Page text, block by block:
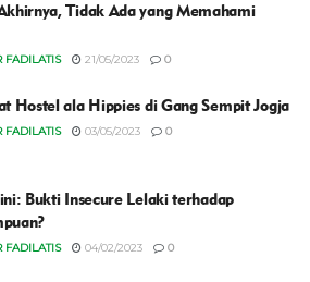
Tidak Ada yang Memahami
FADILATIS 21/05/2023 0
Hostel ala Hippies di Gang Sempit Jogja
FADILATIS 03/05/2023 0
Bukti Insecure Lelaki terhadap
FADILATIS 04/02/2023 0